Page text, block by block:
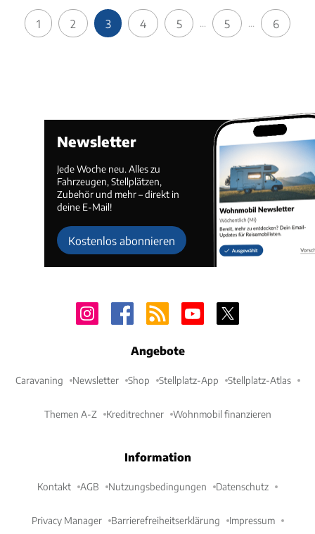
1 2 3 4 5 ... 5 ... 6
Newsletter
Jede Woche neu. Alles zu
Fahrzeugen, Stellplätzen,
Zubehör und mehr – direkt in
deine E-Mail!
Kostenlos abonnieren
Angebote
Caravaning Newsletter Shop Stellplatz-App Stellplatz-Atlas
Themen A-Z Kreditrechner Wohnmobil finanzieren
Information
Kontakt AGB Nutzungsbedingungen Datenschutz
Privacy Manager Barrierefreiheitserklärung Impressum